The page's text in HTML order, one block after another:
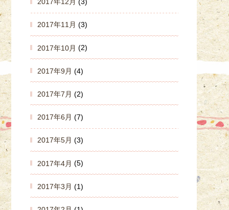
2017年11月 (3)
2017年10月 (2)
2017年9月 (4)
2017年7月 (2)
2017年6月 (7)
2017年5月 (3)
2017年4月 (5)
2017年3月 (1)